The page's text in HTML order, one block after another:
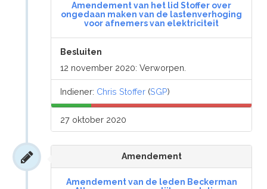
Amendement van het lid Stoffer over
ongedaan maken van de lastenverhoging
voor afnemers van elektriciteit
Besluiten
12 november 2020: Verworpen.
Indiener: Chris Stoffer (SGP)
27 oktober 2020
Amendement
Amendement van de leden Beckerman